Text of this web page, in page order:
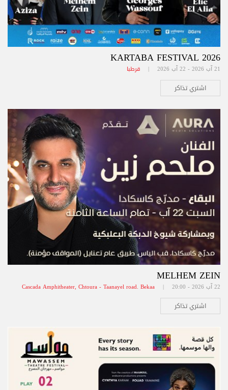
KARTABA FESTIVAL 2026
21 آب 2026 - 22 آب 2026 | قرطبا
اشتري تذاكر
MELHEM ZEIN
22 آب 2026 - 20:00 | Cascada Amphitheater, Chtoura - Taanayel road. Bekaa
اشتري تذاكر